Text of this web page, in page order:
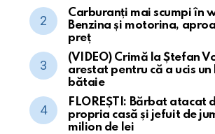
Carburanți mai scumpi în
Benzina și motorina,
preț
(VIDEO) Crimă la Ștefan
arestat pentru că a ucis
bătaie
FLOREȘTI: Bărbat atacat
propria casă și jefuit de
milion de lei